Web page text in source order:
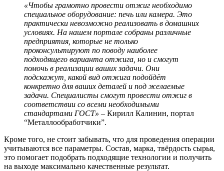
«Чтобы грамотно провести отжиг необходимо
специальное оборудование: печь или камера. Это
практически невозможно реализовать в домашних
условиях. На нашем портале собраны различные
предприятия, которые не только
проконсультируют по поводу наиболее
подходящего варианта отжига, но и смогут
помочь в реализации ваших задачи. Они
подскажут, какой вид отжига подойдёт
конкретно для ваших деталей и под желаемые
задачи. Специалисты смогут провести отжиг в
соответствии со всеми необходимыми
стандартами ГОСТ» – Кирилл Калинин, портал
“Металлообработчики”.
Кроме того, не стоит забывать, что для проведения операции
учитываются все параметры. Состав, марка, твёрдость сырья,
это помогает подобрать подходящие технологии и получить
на выходе максимально качественные результат.